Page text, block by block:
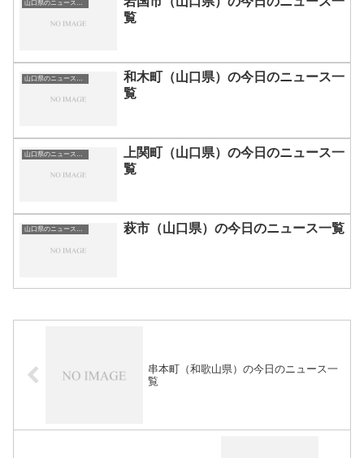
覧
和木町（山口県）の今日のニュース一
覧
上関町（山口県）の今日のニュース一
覧
山口県のニュース一覧 萩市（山口県）の今日のニュース一覧
串本町（和歌山県）の今日のニュース一
覧